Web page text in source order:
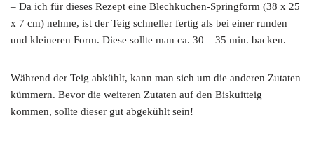
– Da ich für dieses Rezept eine Blechkuchen-Springform (38 x 25
x 7 cm) nehme, ist der Teig schneller fertig als bei einer runden
und kleineren Form. Diese sollte man ca. 30 – 35 min. backen.
Während der Teig abkühlt, kann man sich um die anderen Zutaten
kümmern. Bevor die weiteren Zutaten auf den Biskuitteig
kommen, sollte dieser gut abgekühlt sein!